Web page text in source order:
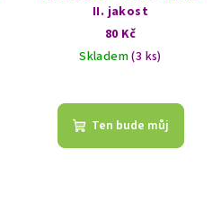
II. jakost
80 Kč
Skladem(3 ks)
Ten bude můj